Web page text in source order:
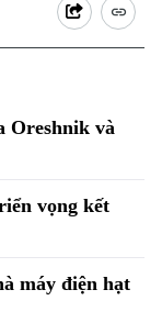
Oreshnik và
vọng kết
máy điện hạt